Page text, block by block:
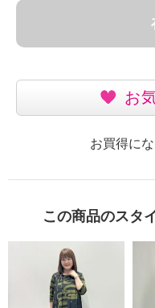
お
お買得に
この商品のスタ